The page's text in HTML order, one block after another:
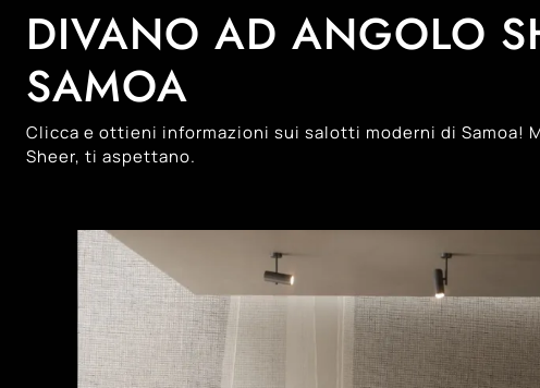
DIVANO AD ANGOLO
SAMOA
Clicca e ottieni informazioni sui salotti moderni di Samoa!
Sheer, ti aspettano.